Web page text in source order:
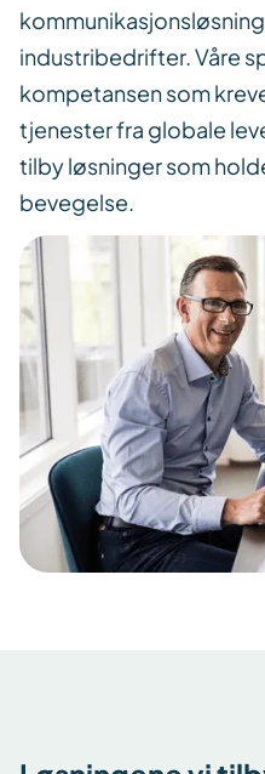
industribedrifter. Våre
kompetansen som
tjenester fra globale
tilby løsninger som
bevegelse.